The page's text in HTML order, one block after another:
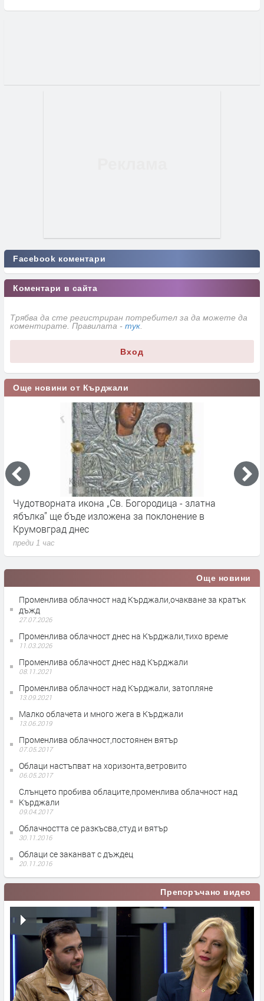
Facebook коментари
Коментари в сайта
Трябва да сте регистриран потребител за да можете да
коментирате. Правилата - тук
Вход
Още новини от Кърджали
Чудотворната икона „Св. Богородица - златна
ябълка” ще бъде изложена за поклонение в
Крумовград днес
преди 1 час
Още новини
Променлива облачност над Кърджали,очакване за кратък
дъжд
27.07.2026
Променлива облачност днес на Кърджали,тихо време
11.03.2026
Променлива облачност днес над Кърджали
08.11.2021
Променлива облачност над Кърджали, затопляне
13.09.2021
Малко облачета и много жега в Кърджали
13.06.2019
Променлива облачност,постоянен вятър
07.05.2017
Облаци настъпват на хоризонта,ветровито
06.05.2017
Слънцето пробива облаците,променлива облачност над
Кърджали
09.04.2017
Облачността се разкъсва,студ и вятър
30.11.2016
Облаци се заканват с дъждец
20.11.2016
Препоръчано видео